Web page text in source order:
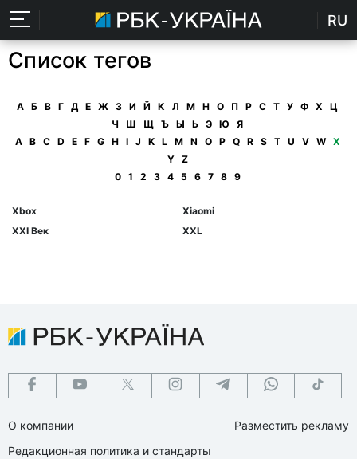
RU
Список тегов
А Б В Г Д Е Ж З И Й К Л М Н О П Р С Т У Ф Х
Ц
Ч
Ш Щ Ъ Ы Ь Э Ю
Я
A
B C D E F G H I J K L M N O P Q R S T U V W
X
Y
Z
0
1 2 3 4 5 6 7 8 9
Xbox
Xiaomi
XXI Век
XXL
О компании
Редакционная политика и стандарты
Разместить рекламу